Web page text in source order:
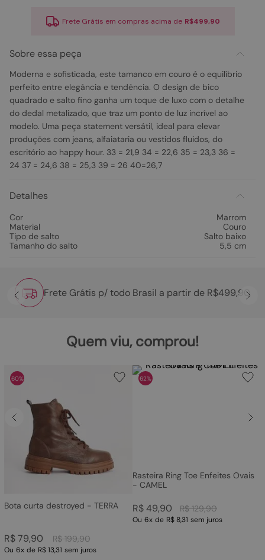
Frete Grátis em compras acima de R$499,90
Sobre essa peça
Moderna e sofisticada, este tamanco em couro é o equilíbrio
perfeito entre elegância e tendência. O design de bico
quadrado e salto fino ganha um toque de luxo com o detalhe
do dedal metalizado, que traz um ponto de luz incrível ao
modelo. Uma peça statement versátil, ideal para elevar
produções com jeans, alfaiataria ou vestidos fluidos, do
escritório ao happy hour. 33 = 21,9 34 = 22,6 35 = 23,3 36 =
24 37 = 24,6 38 = 25,3 39 = 26 40=26,7
Detalhes
Cor
Marrom
Material
Couro
Tipo de salto
Salto baixo
Tamanho do salto
5,5 cm
Frete Grátis p/ todo Brasil a partir de R$499,90
Quem viu, comprou!
60%
Bota curta destroyed - TERRA
R$ 199,90
R$79,90
Ou 6x de R$ 13,31 sem juros
62%
Rasteira Ring Toe Enfeites Ovais
- CAMEL
R$ 129,90
R$49,90
Ou 6x de R$ 8,31 sem juros